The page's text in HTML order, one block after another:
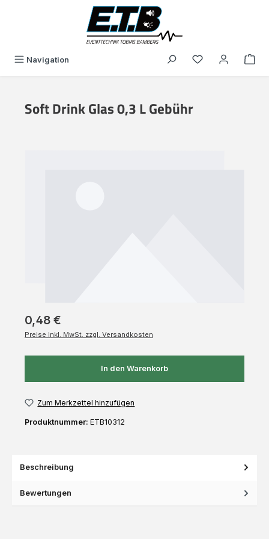
Navigation Du hast 0
Soft Drink Glas 0,3 L Gebühr
0,48 €
Preise inkl. MwSt. zzgl. Versandkosten
In den Warenkorb
Zum Merkzettel hinzufügen
Produktnummer: ETB10312
Beschreibung
Bewertungen